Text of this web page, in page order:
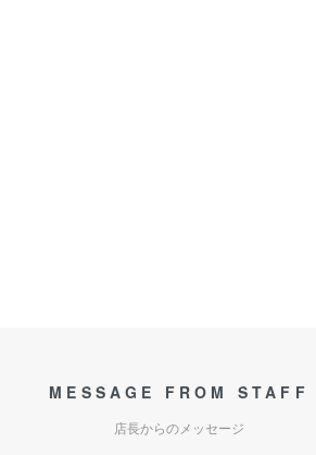
MESSAGE FROM STAFF
店長からのメッセージ